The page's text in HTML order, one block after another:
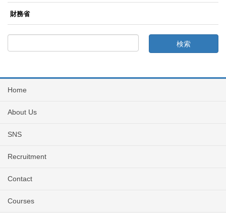
財務省
Home
About Us
SNS
Recruitment
Contact
Courses